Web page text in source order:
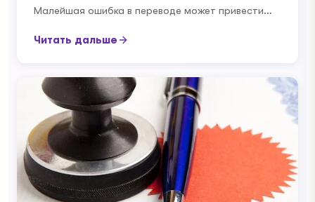
Малейшая ошибка в переводе может привести…
Читать дальше